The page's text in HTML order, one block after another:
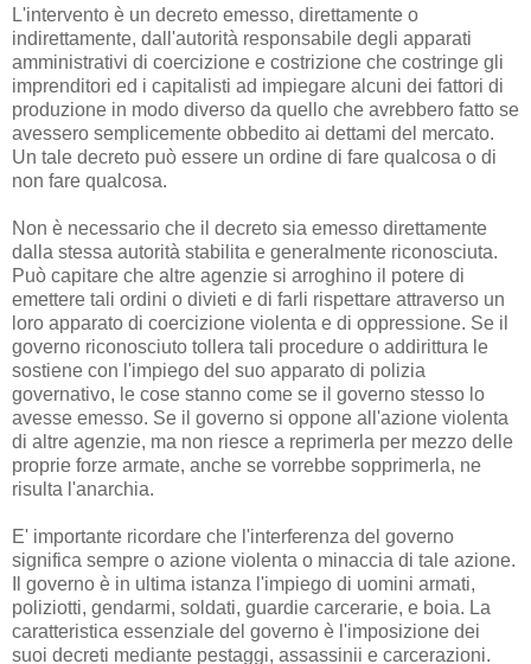
L'intervento è un decreto emesso, direttamente o
indirettamente, dall'autorità responsabile degli apparati
amministrativi di coercizione e costrizione che costringe gli
imprenditori ed i capitalisti ad impiegare alcuni dei fattori di
produzione in modo diverso da quello che avrebbero fatto se
avessero semplicemente obbedito ai dettami del mercato.
Un tale decreto può essere un ordine di fare qualcosa o di
non fare qualcosa.
Non è necessario che il decreto sia emesso direttamente
dalla stessa autorità stabilita e generalmente riconosciuta.
Può capitare che altre agenzie si arroghino il potere di
emettere tali ordini o divieti e di farli rispettare attraverso un
loro apparato di coercizione violenta e di oppressione. Se il
governo riconosciuto tollera tali procedure o addirittura le
sostiene con l'impiego del suo apparato di polizia
governativo, le cose stanno come se il governo stesso lo
avesse emesso. Se il governo si oppone all'azione violenta
di altre agenzie, ma non riesce a reprimerla per mezzo delle
proprie forze armate, anche se vorrebbe sopprimerla, ne
risulta l'anarchia.
E' importante ricordare che l'interferenza del governo
significa sempre o azione violenta o minaccia di tale azione.
Il governo è in ultima istanza l'impiego di uomini armati,
poliziotti, gendarmi, soldati, guardie carcerarie, e boia. La
caratteristica essenziale del governo è l'imposizione dei
suoi decreti mediante pestaggi, assassinii e carcerazioni.